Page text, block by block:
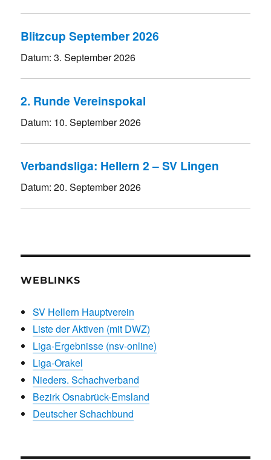
Blitzcup September 2026
Datum:3. September 2026
2. Runde Vereinspokal
Datum: 10. September 2026
Verbandsliga: Hellern 2 – SV Lingen
Datum:20. September 2026
WEBLINKS
SV Hellern Hauptverein
Liste der Aktiven (mit DWZ)
Liga-Ergebnisse (nsv-online)
Liga-Orakel
Nieders. Schachverband
Bezirk Osnabrück-Emsland
Deutscher Schachbund